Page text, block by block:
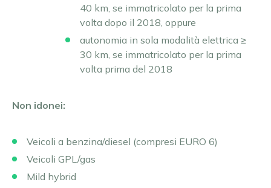
40 km, se immatricolato per la prima
volta dopo il 2018, oppure
autonomia in sola modalità elettrica ≥
30 km, se immatricolato per la prima
volta prima del 2018
Non idonei:
Veicoli a benzina/diesel (compresi EURO 6)
Veicoli GPL/gas
Mild hybrid